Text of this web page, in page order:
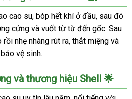
cao su, bóp hết khí ở đầu, sau đó
cứng và vuốt từ từ đến gốc. Sau
nhẹ nhàng rút ra, thắt miệng và
vệ sinh.
và thương hiệu Shell 🌟